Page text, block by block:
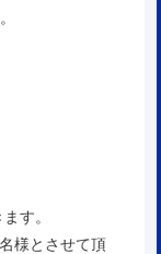
す。
様とさせて頂